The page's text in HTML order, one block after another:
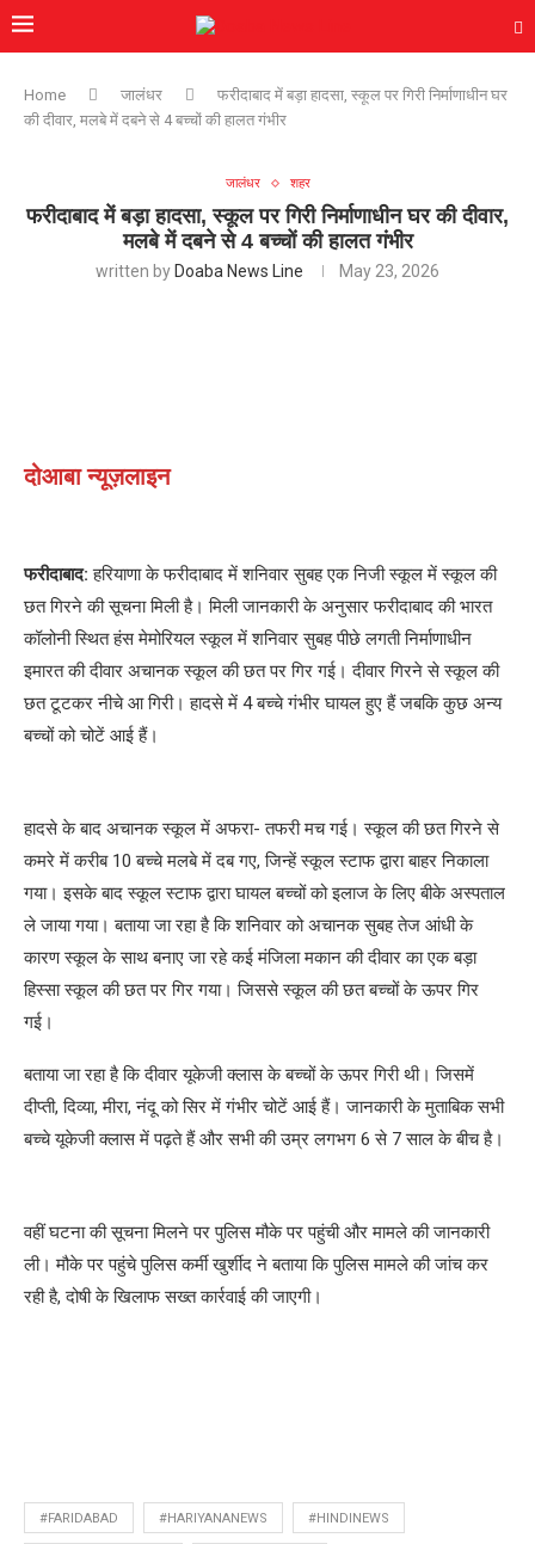
Home जालंधर
फरीदाबाद में बड़ा हादसा, स्कूल पर गिरी निर्माणाधीन घर
की दीवार, मलबे में दबने से 4 बच्चों की हालत गंभीर
जालंधर शहर
फरीदाबाद में बड़ा हादसा, स्कूल पर गिरी निर्माणाधीन घर की दीवार,
मलबे में दबने से 4 बच्चों की हालत गंभीर
written by Doaba News Line May 23, 2026
दोआबा न्यूज़लाइन
फरीदाबाद: हरियाणा के फरीदाबाद में शनिवार सुबह एक निजी स्कूल में स्कूल की
छत गिरने की सूचना मिली है। मिली जानकारी के अनुसार फरीदाबाद की भारत
कॉलोनी स्थित हंस मेमोरियल स्कूल में शनिवार सुबह पीछे लगती निर्माणाधीन
इमारत की दीवार अचानक स्कूल की छत पर गिर गई। दीवार गिरने से स्कूल की
छत टूटकर नीचे आ गिरी। हादसे में 4 बच्चे गंभीर घायल हुए हैं जबकि कुछ अन्य
बच्चों को चोटें आई हैं।
हादसे के बाद अचानक स्कूल में अफरा- तफरी मच गई। स्कूल की छत गिरने से
कमरे में करीब 10 बच्चे मलबे में दब गए, जिन्हें स्कूल स्टाफ द्वारा बाहर निकाला
गया। इसके बाद स्कूल स्टाफ द्वारा घायल बच्चों को इलाज के लिए बीके अस्पताल
ले जाया गया। बताया जा रहा है कि शनिवार को अचानक सुबह तेज आंधी के
कारण स्कूल के साथ बनाए जा रहे कई मंजिला मकान की दीवार का एक बड़ा
हिस्सा स्कूल की छत पर गिर गया। जिससे स्कूल की छत बच्चों के ऊपर गिर
गई।
बताया जा रहा है कि दीवार यूकेजी क्लास के बच्चों के ऊपर गिरी थी। जिसमें
दीप्ती, दिव्या, मीरा, नंदू को सिर में गंभीर चोटें आई हैं। जानकारी के मुताबिक सभी
बच्चे यूकेजी क्लास में पढ़ते हैं और सभी की उम्र लगभग 6 से 7 साल के बीच है।
वहीं घटना की सूचना मिलने पर पुलिस मौके पर पहुंची और मामले की जानकारी
ली। मौके पर पहुंचे पुलिस कर्मी खुर्शीद ने बताया कि पुलिस मामले की जांच कर
रही है, दोषी के खिलाफ सख्त कार्रवाई की जाएगी।
#FARIDABAD #HARIYANANEWS #HINDINEWS